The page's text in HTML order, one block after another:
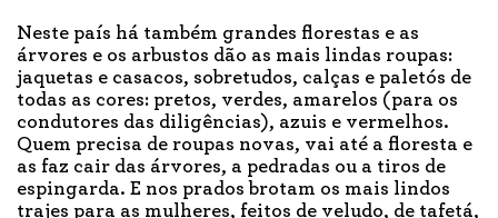
Neste país há também grandes florestas e as
árvores e os arbustos dão as mais lindas roupas:
jaquetas e casacos, sobretudos, calças e paletós de
todas as cores: pretos, verdes, amarelos (para os
condutores das diligências), azuis e vermelhos.
Quem precisa de roupas novas, vai até a floresta e
as faz cair das árvores, a pedradas ou a tiros de
espingarda. E nos prados brotam os mais lindos
trajes para as mulheres, feitos de veludo, de tafetá,